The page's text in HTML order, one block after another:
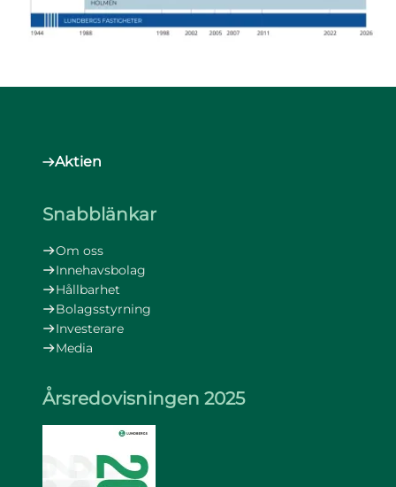
Aktien
Snabblänkar
Om oss
Innehavsbolag
Hållbarhet
Bolagsstyrning
Investerare
Media
Årsredovisningen 2025